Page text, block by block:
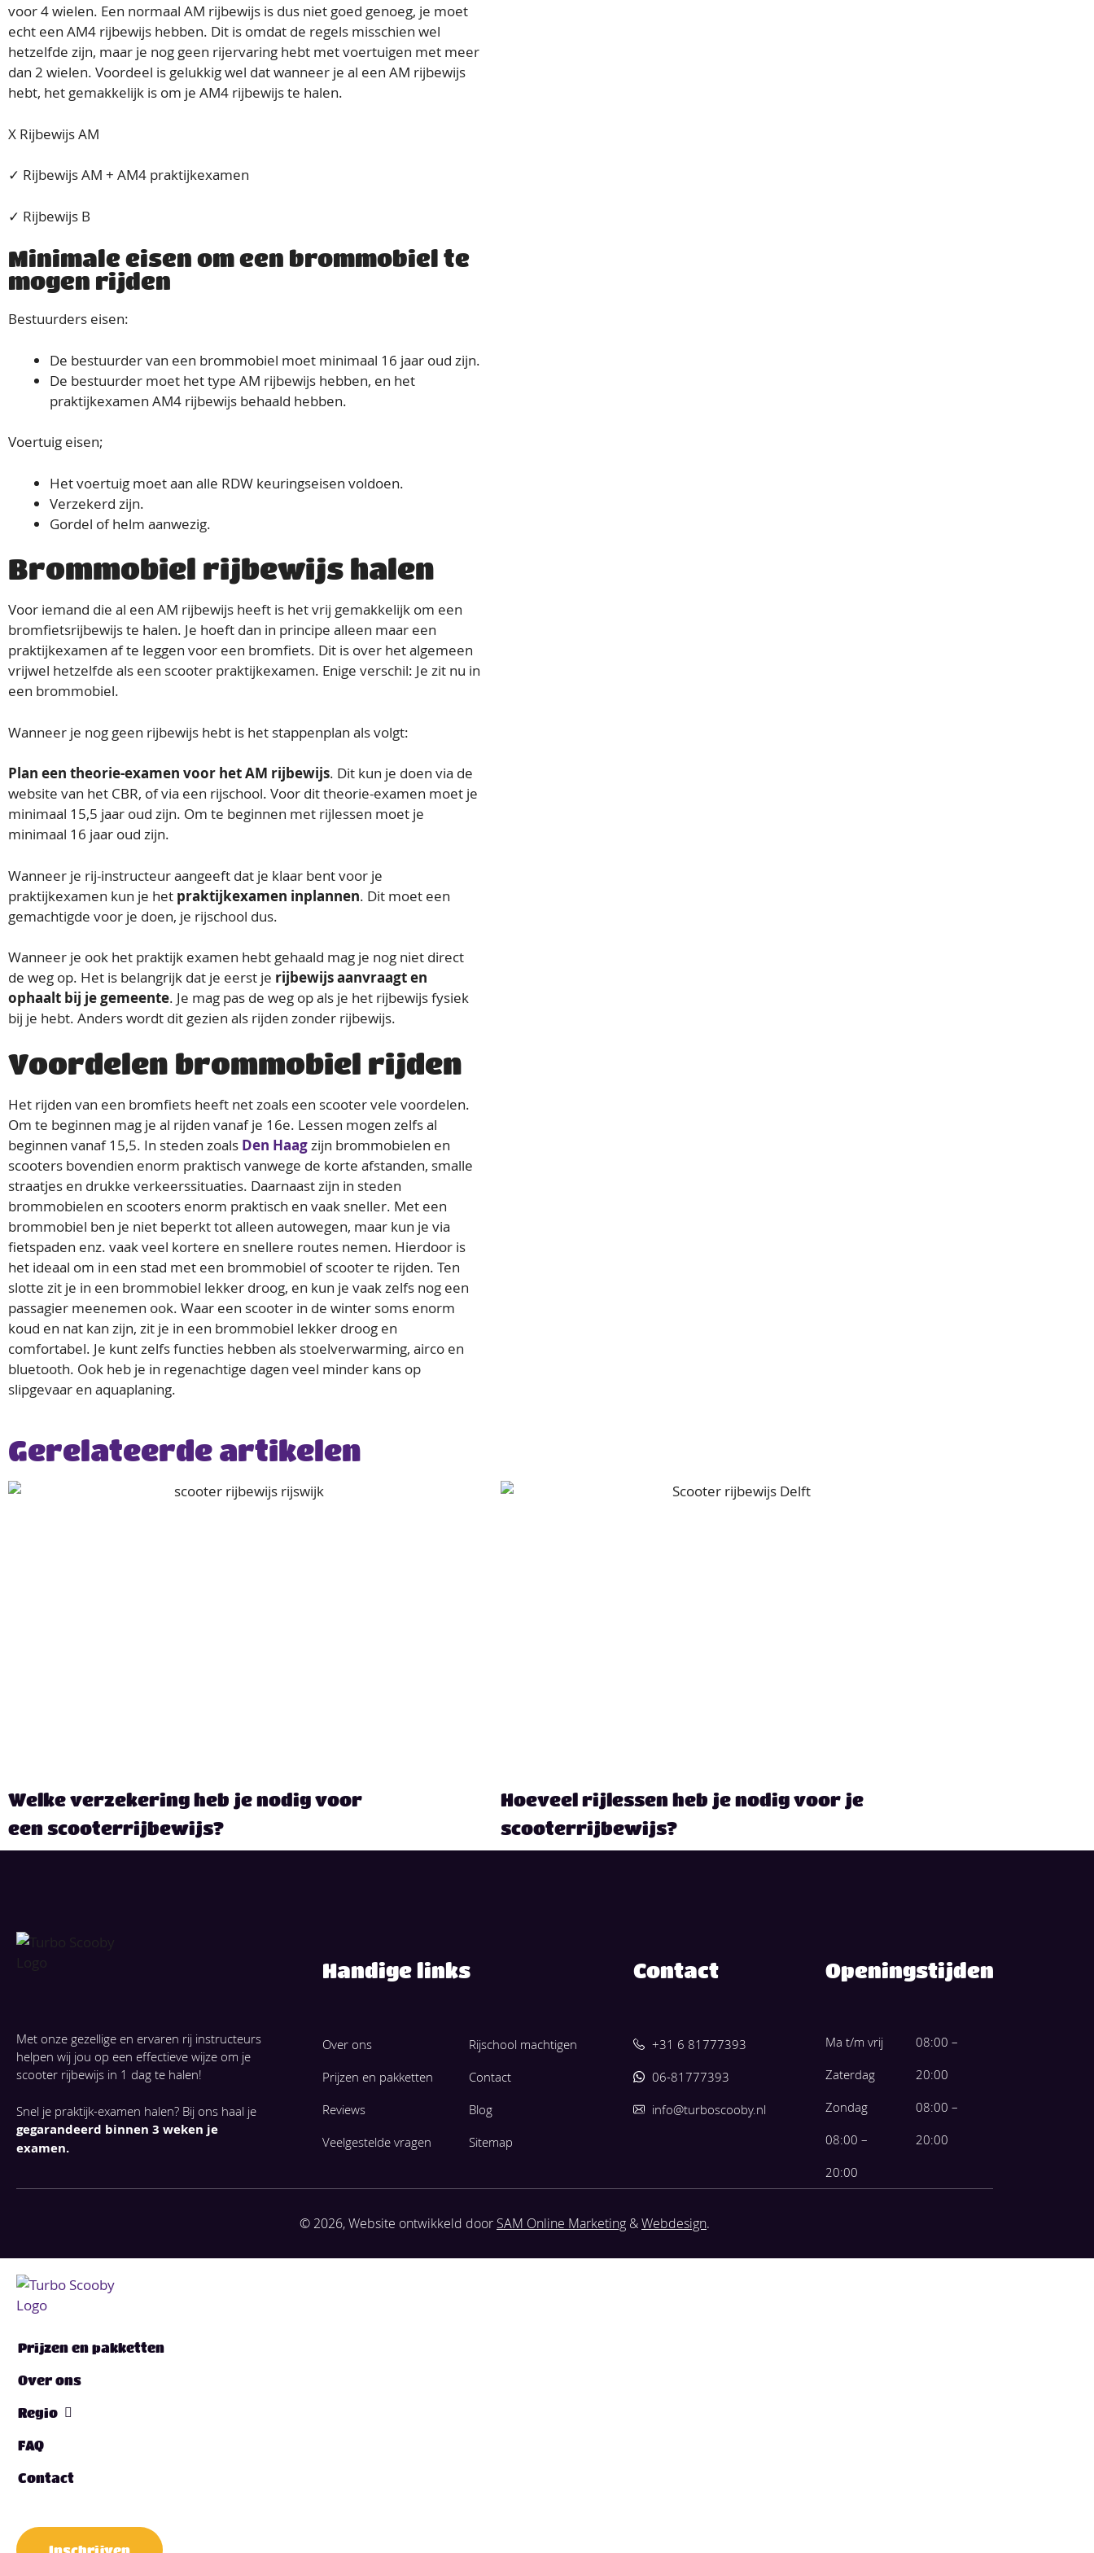
voor 4 wielen. Een normaal AM rijbewijs is dus niet goed genoeg, je moet
echt een AM4 rijbewijs hebben. Dit is omdat de regels misschien wel
hetzelfde zijn, maar je nog geen rijervaring hebt met voertuigen met meer
dan 2 wielen. Voordeel is gelukkig wel dat wanneer je al een AM rijbewijs
hebt, het gemakkelijk is om je AM4 rijbewijs te halen.
X Rijbewijs AM
✓ Rijbewijs AM + AM4 praktijkexamen
✓ Rijbewijs B
Minimale eisen om een brommobiel te
mogen rijden
Bestuurders eisen:
De bestuurder van een brommobiel moet minimaal 16 jaar oud zijn.
De bestuurder moet het type AM rijbewijs hebben, en het
praktijkexamen AM4 rijbewijs behaald hebben.
Voertuig eisen;
Het voertuig moet aan alle RDW keuringseisen voldoen.
Verzekerd zijn.
Gordel of helm aanwezig.
Brommobiel rijbewijs halen
Voor iemand die al een AM rijbewijs heeft is het vrij gemakkelijk om een
bromfietsrijbewijs te halen. Je hoeft dan in principe alleen maar een
praktijkexamen af te leggen voor een bromfiets. Dit is over het algemeen
vrijwel hetzelfde als een scooter praktijkexamen. Enige verschil: Je zit nu in
een brommobiel.
Wanneer je nog geen rijbewijs hebt is het stappenplan als volgt:
Plan een theorie-examen voor het AM rijbewijs. Dit kun je doen via de
website van het CBR, of via een rijschool. Voor dit theorie-examen moet je
minimaal 15,5 jaar oud zijn. Om te beginnen met rijlessen moet je
minimaal 16 jaar oud zijn.
Wanneer je rij-instructeur aangeeft dat je klaar bent voor je
praktijkexamen kun je het praktijkexamen inplannen. Dit moet een
gemachtigde voor je doen, je rijschool dus.
Wanneer je ook het praktijk examen hebt gehaald mag je nog niet direct
de weg op. Het is belangrijk dat je eerst je rijbewijs aanvraagt en
ophaalt bij je gemeente. Je mag pas de weg op als je het rijbewijs fysiek
bij je hebt. Anders wordt dit gezien als rijden zonder rijbewijs.
Voordelen brommobiel rijden
Het rijden van een bromfiets heeft net zoals een scooter vele voordelen.
Om te beginnen mag je al rijden vanaf je 16e. Lessen mogen zelfs al
beginnen vanaf 15,5. In steden zoals Den Haagzijn brommobielen en
scooters bovendien enorm praktisch vanwege de korte afstanden, smalle
straatjes en drukke verkeerssituaties. Daarnaast zijn in steden
brommobielen en scooters enorm praktisch en vaak sneller. Met een
brommobiel ben je niet beperkt tot alleen autowegen, maar kun je via
fietspaden enz. vaak veel kortere en snellere routes nemen. Hierdoor is
het ideaal om in een stad met een brommobiel of scooter te rijden. Ten
slotte zit je in een brommobiel lekker droog, en kun je vaak zelfs nog een
passagier meenemen ook. Waar een scooter in de winter soms enorm
koud en nat kan zijn, zit je in een brommobiel lekker droog en
comfortabel. Je kunt zelfs functies hebben als stoelverwarming, airco en
bluetooth. Ook heb je in regenachtige dagen veel minder kans op
slipgevaar en aquaplaning.
Gerelateerde artikelen
Welke verzekering heb je nodig voor
een scooterrijbewijs?
Hoeveel rijlessen heb je nodig voor je
scooterrijbewijs?
Met onze gezellige en ervaren rij instructeurs
helpen wij jou op een effectieve wijze om je
scooter rijbewijs in 1 dag te halen!
Snel je praktijk-examen halen? Bij ons haal je
gegarandeerd binnen 3 weken je
examen.
Handige links
Over ons
Prijzen en pakketten
Reviews
Veelgestelde vragen
Rijschool machtigen
Contact
Blog
Sitemap
Contact
+31 6 81777393
06-81777393
info@turboscooby.nl
Openingstijden
Ma t/m vrij
Zaterdag
Zondag
08:00 –
20:00
08:00 –
20:00
08:00 –
20:00
© 2026, Website ontwikkeld door SAM Online Marketing &Webdesign.
Prijzen en pakketten
Over ons
Regio
FAQ
Contact